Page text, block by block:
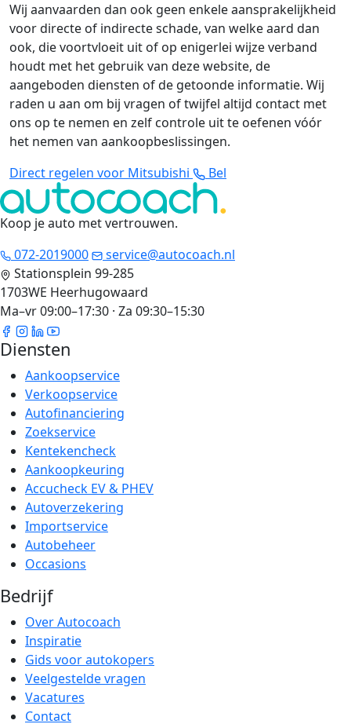
Wij aanvaarden dan ook geen enkele aansprakelijkheid
voor directe of indirecte schade, van welke aard dan
ook, die voortvloeit uit of op enigerlei wijze verband
houdt met het gebruik van deze website, de
aangeboden diensten of de getoonde informatie. Wij
raden u aan om bij vragen of twijfel altijd contact met
ons op te nemen en zelf controle uit te oefenen vóór
het nemen van aankoopbeslissingen.
Direct regelen voor Mitsubishi
Bel
Koop je auto met vertrouwen.
072-2019000
service@autocoach.nl
Stationsplein 99-285
1703WE Heerhugowaard
Ma–vr 09:00–17:30 · Za 09:30–15:30
Diensten
Aankoopservice
Verkoopservice
Autofinanciering
Zoekservice
Kentekencheck
Aankoopkeuring
Accucheck EV & PHEV
Autoverzekering
Importservice
Autobeheer
Occasions
Bedrijf
Over Autocoach
Inspiratie
Gids voor autokopers
Veelgestelde vragen
Vacatures
Contact